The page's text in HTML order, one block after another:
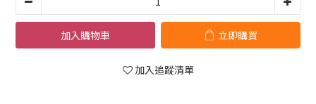
加入購物車 立即購買
加入追蹤清單